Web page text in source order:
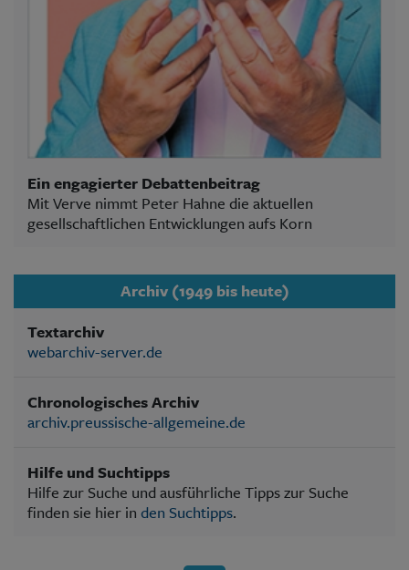
Ein engagierter Debattenbeitrag
Mit Verve nimmt Peter Hahne die aktuellen
gesellschaftlichen Entwicklungen aufs Korn
Archiv (1949 bis heute)
Textarchiv
webarchiv-server.de
Chronologisches Archiv
archiv.preussische-allgemeine.de
Hilfe und Suchtipps
Hilfe zur Suche und ausführliche Tipps zur Suche
finden sie hier in den Suchtipps.